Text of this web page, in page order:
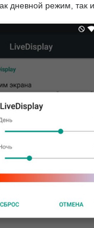
дневной режим, так